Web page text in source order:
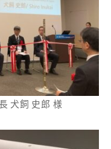
犬飼 史郎 様